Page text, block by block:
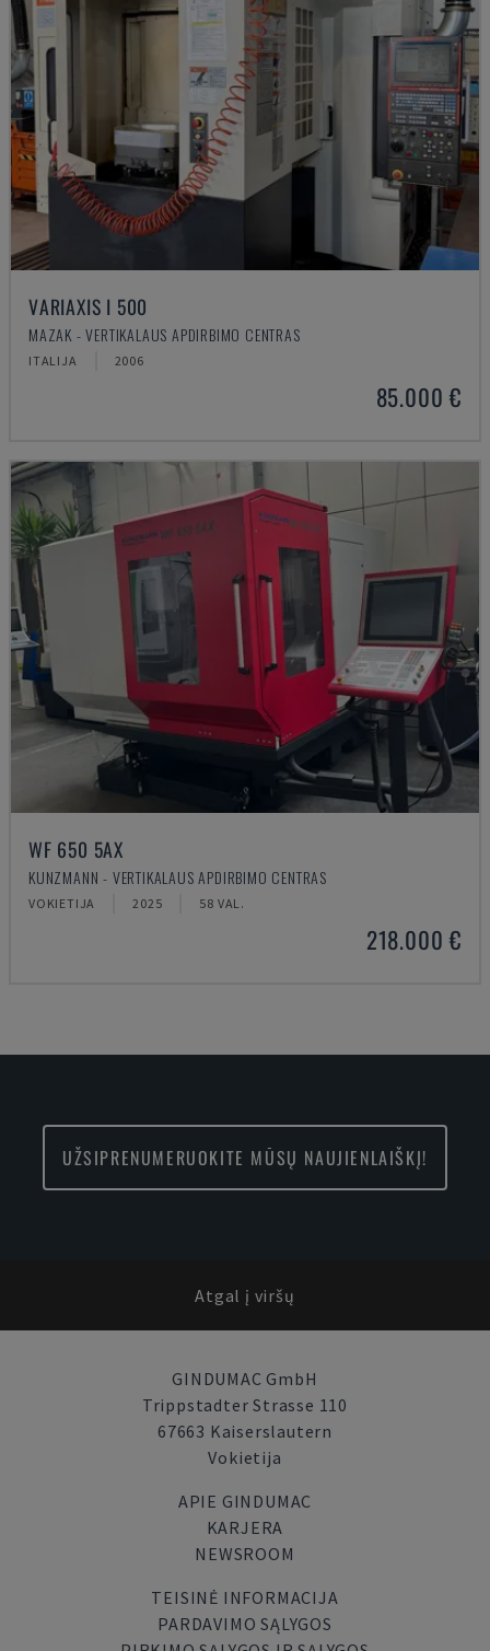
VARIAXIS I 500
MAZAK - VERTIKALAUS APDIRBIMO CENTRAS
ITALIJA 2006
85.000 €
WF 650 5AX
KUNZMANN - VERTIKALAUS APDIRBIMO CENTRAS
VOKIETIJA 2025 58 VAL.
218.000 €
UŽSIPRENUMERUOKITE MŪSŲ NAUJIENLAIŠKĮ!
Atgal į viršų
GINDUMAC GmbH
Trippstadter Strasse 110
67663 Kaiserslautern
Vokietija
APIE GINDUMAC
KARJERA
NEWSROOM
TEISINĖ INFORMACIJA
PARDAVIMO SĄLYGOS